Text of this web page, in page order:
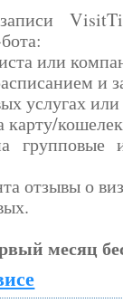
или
и
услугах
групповые
отзывы о
месяц